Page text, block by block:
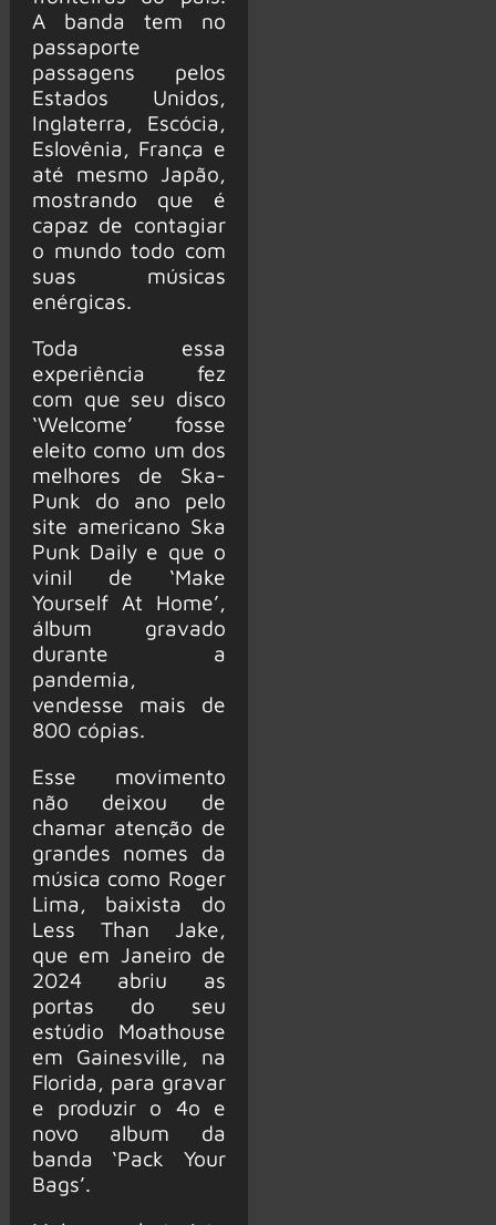
A banda tem no
passaporte
passagens pelos
Estados Unidos,
Inglaterra, Escócia,
Eslovênia, França e
até mesmo Japão,
mostrando que é
capaz de contagiar
o mundo todo com
suas músicas
enérgicas.
Toda essa
experiência fez
com que seu disco
‘Welcome’ fosse
eleito como um dos
melhores de Ska-
Punk do ano pelo
site americano Ska
Punk Daily e que o
vinil de ‘Make
Yourself At Home’,
álbum gravado
durante a
pandemia,
vendesse mais de
800 cópias.
Esse movimento
não deixou de
chamar atenção de
grandes nomes da
música como Roger
Lima, baixista do
Less Than Jake,
que em Janeiro de
2024 abriu as
portas do seu
estúdio Moathouse
em Gainesville, na
Florida, para gravar
e produzir o 4o e
novo album da
banda ‘Pack Your
Bags’.